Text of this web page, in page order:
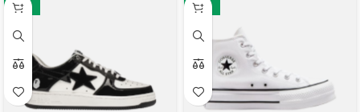
-12% -17%